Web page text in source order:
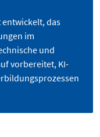
entwickelt, das
im
und
vorbereitet, KI-